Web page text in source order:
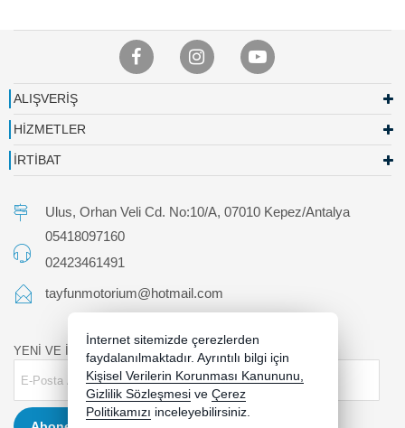
ALIŞVERİŞ
HİZMETLER
İRTİBAT
Ulus, Orhan Veli Cd. No:10/A, 07010 Kepez/Antalya
05418097160
02423461491
tayfunmotorium@hotmail.com
YENİ VE İNDİRİMLİ ÜRÜNLERDEN HABERDAR OLUN !
İnternet sitemizde çerezlerden
faydalanılmaktadır. Ayrıntılı bilgi için
Kişisel Verilerin Korunması Kanununu,
Gizlilik Sözleşmesi ve Çerez
Politikamızı inceleyebilirsiniz.